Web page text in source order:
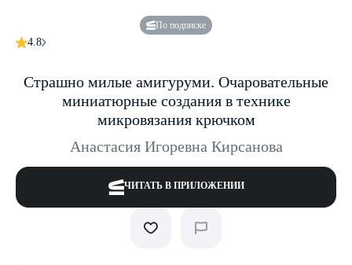
По подписке
4.8
Страшно милые амигуруми. Очаровательные
миниатюрные создания в технике
микровязания крючком
Анастасия Игоревна Кирсанова
ЧИТАТЬ В ПРИЛОЖЕНИИ